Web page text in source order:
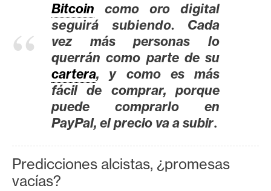
Bitcoin como oro digital
seguirá subiendo. Cada
vez más personas lo
querrán como parte de su
cartera, y como es más
fácil de comprar, porque
puede comprarlo en
PayPal, el precio va a subir.
Predicciones alcistas, ¿promesas
vacías?